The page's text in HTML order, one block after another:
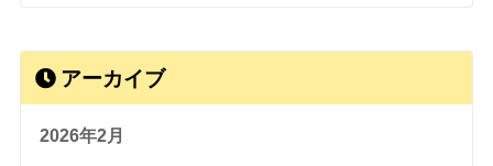
アーカイブ
2026年2月